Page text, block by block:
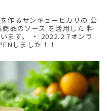
作るサンキョーヒカリの 公
商品のソース を活用した 料
ます。
・
2022.2.7オンラ
しました！！